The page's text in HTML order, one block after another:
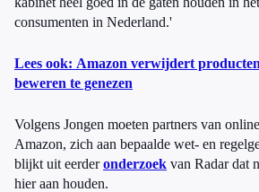
consumenten in Nederland.'
Lees ook: Amazon verwijdert
beweren te genezen
Volgens Jongen moeten partners van
Amazon, zich aan bepaalde wet- en
blijkt uit eerderonderzoek van Radar dat
hier aan houden.